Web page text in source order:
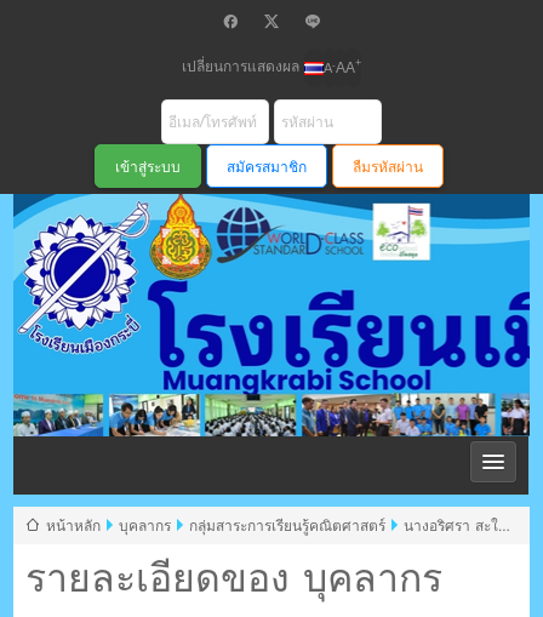
เปลี่ยนการแสดงผล A-AA+
สมัครสมาชิก ลืมรหัสผ่าน
โรงเรียนเมือง
กระบี่ สพม
ตรัง กระบี่
รายละเอียดของ บุคลากร
หน้าหลัก บุคลากร กลุ่มสาระการเรียนรู้คณิตศาสตร์
นางอริศรา สะใบ